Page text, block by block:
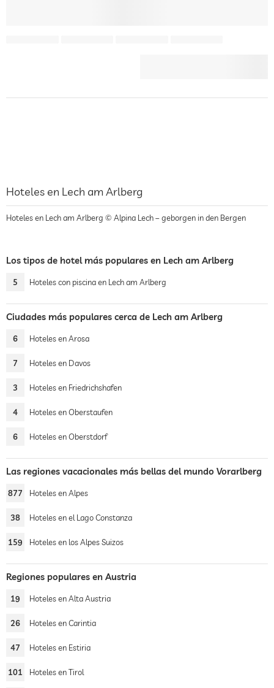
Hoteles en Lech am Arlberg
Hoteles en Lech am Arlberg © Alpina Lech – geborgen in den Bergen
Los tipos de hotel más populares en Lech am Arlberg
5 Hoteles con piscina en Lech am Arlberg
Ciudades más populares cerca de Lech am Arlberg
6 Hoteles en Arosa
7 Hoteles en Davos
3 Hoteles en Friedrichshafen
4 Hoteles en Oberstaufen
6 Hoteles en Oberstdorf
Las regiones vacacionales más bellas del mundo Vorarlberg
877 Hoteles en Alpes
38 Hoteles en el Lago Constanza
159 Hoteles en los Alpes Suizos
Regiones populares en Austria
19 Hoteles en Alta Austria
26 Hoteles en Carintia
47 Hoteles en Estiria
101 Hoteles en Tirol